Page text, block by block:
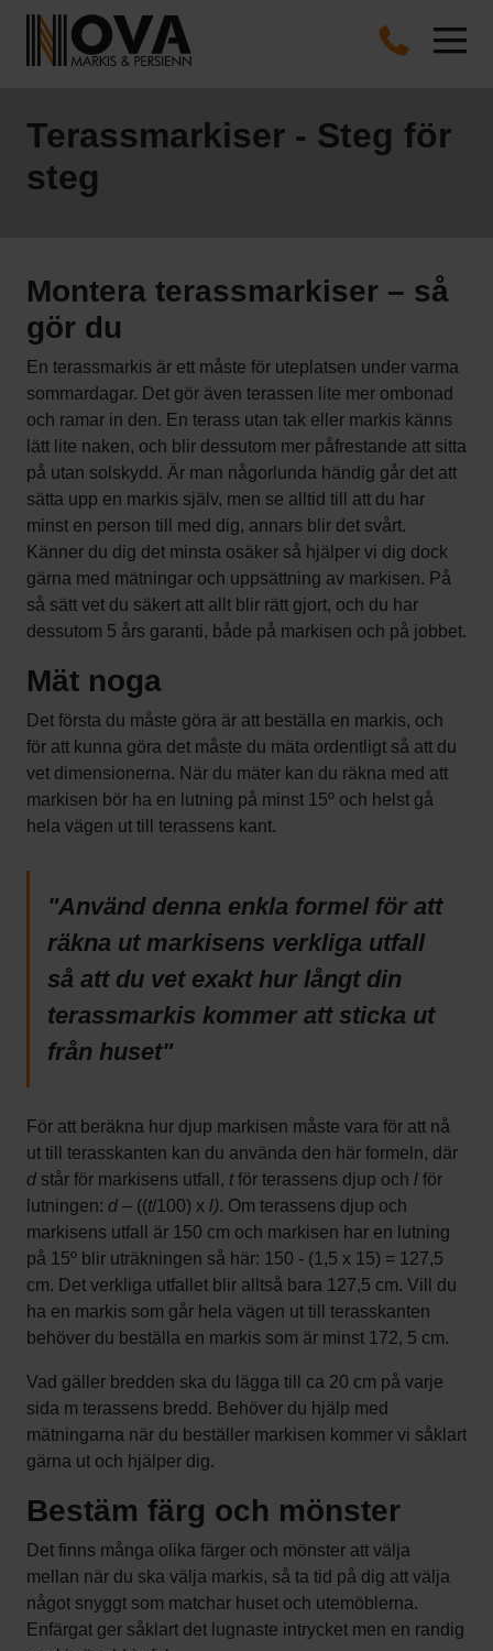
Terassmarkiser - Steg för
steg
Montera terassmarkiser – så
gör du
En terassmarkis är ett måste för uteplatsen under varma
sommardagar. Det gör även terassen lite mer ombonad
och ramar in den. En terass utan tak eller markis känns
lätt lite naken, och blir dessutom mer påfrestande att sitta
på utan solskydd. Är man någorlunda händig går det att
sätta upp en markis själv, men se alltid till att du har
minst en person till med dig, annars blir det svårt.
Känner du dig det minsta osäker så hjälper vi dig dock
gärna med mätningar och uppsättning av markisen. På
så sätt vet du säkert att allt blir rätt gjort, och du har
dessutom 5 års garanti, både på markisen och på jobbet.
Mät noga
Det första du måste göra är att beställa en markis, och
för att kunna göra det måste du mäta ordentligt så att du
vet dimensionerna. När du mäter kan du räkna med att
markisen bör ha en lutning på minst 15º och helst gå
hela vägen ut till terassens kant.
"Använd denna enkla formel för att
räkna ut markisens verkliga utfall
så att du vet exakt hur långt din
terassmarkis kommer att sticka ut
från huset"
För att beräkna hur djup markisen måste vara för att nå
ut till terasskanten kan du använda den här formeln, där
d står för markisens utfall, tför terassens djup och l för
lutningen: d – ((t/100) x l). Om terassens djup och
markisens utfall är 150 cm och markisen har en lutning
på 15º blir uträkningen så här: 150 - (1,5 x 15) = 127,5
cm. Det verkliga utfallet blir alltså bara 127,5 cm. Vill du
ha en markis som går hela vägen ut till terasskanten
behöver du beställa en markis som är minst 172, 5 cm.
Vad gäller bredden ska du lägga till ca 20 cm på varje
sida m terassens bredd. Behöver du hjälp med
mätningarna när du beställer markisen kommer vi såklart
gärna ut och hjälper dig.
Bestäm färg och mönster
Det finns många olika färger och mönster att välja
mellan när du ska välja markis, så ta tid på dig att välja
något snyggt som matchar huset och utemöblerna.
Enfärgat ger såklart det lugnaste intrycket men en randig